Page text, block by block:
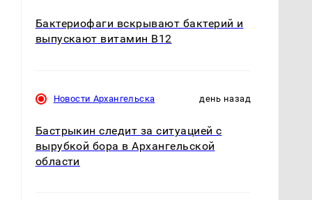
Бактериофаги вскрывают бактерий и
выпускают витамин B12
Новости Архангельска день назад
Бастрыкин следит за ситуацией с
вырубкой бора в Архангельской
области